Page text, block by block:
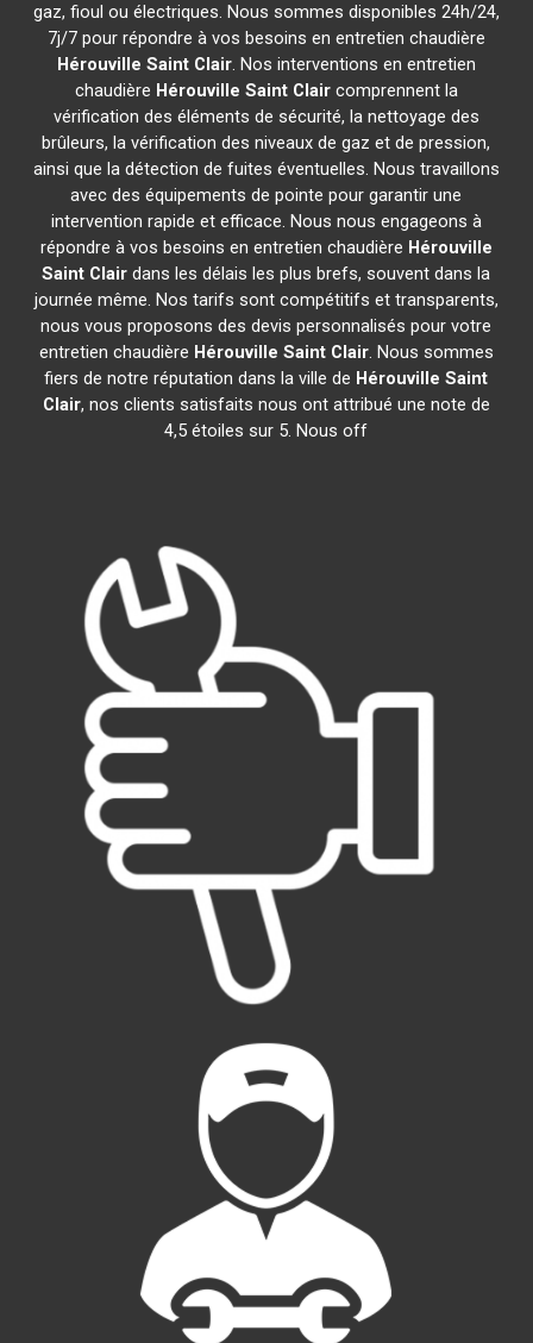
gaz, fioul ou électriques. Nous sommes disponibles 24h/24,
7j/7 pour répondre à vos besoins en entretien chaudière
Hérouville Saint Clair. Nos interventions en entretien
chaudière Hérouville Saint Claircomprennent la
vérification des éléments de sécurité, la nettoyage des
brûleurs, la vérification des niveaux de gaz et de pression,
ainsi que la détection de fuites éventuelles. Nous travaillons
avec des équipements de pointe pour garantir une
intervention rapide et efficace. Nous nous engageons à
répondre à vos besoins en entretien chaudière Hérouville
Saint Clair dans les délais les plus brefs, souvent dans la
journée même. Nos tarifs sont compétitifs et transparents,
nous vous proposons des devis personnalisés pour votre
entretien chaudière Hérouville Saint Clair. Nous sommes
fiers de notre réputation dans la ville de Hérouville Saint
Clair, nos clients satisfaits nous ont attribué une note de
4,5 étoiles sur 5. Nous off